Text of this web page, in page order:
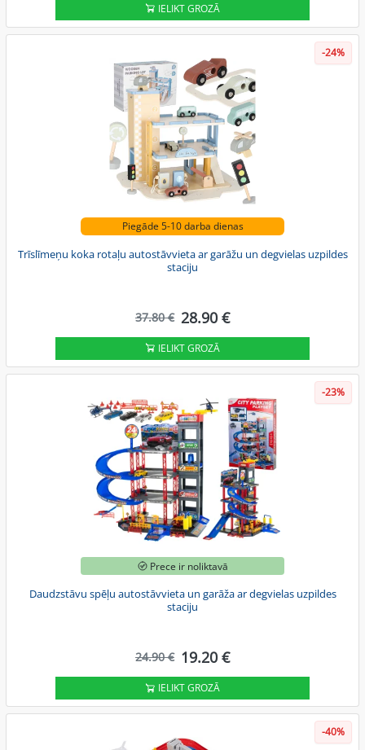
IELIKT GROZĀ
-24%
Piegāde 5-10 darba dienas
Trīslīmeņu koka rotaļu autostāvvieta ar garāžu un degvielas uzpildes
staciju
37.80 € 28.90 €
IELIKT GROZĀ
-23%
Prece ir noliktavā
Daudzstāvu spēļu autostāvvieta un garāža ar degvielas uzpildes
staciju
24.90 € 19.20 €
IELIKT GROZĀ
-40%